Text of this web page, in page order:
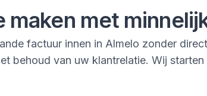
maken met
factuur innen in Almelo zonder
behoud van uw klantrelatie. Wij